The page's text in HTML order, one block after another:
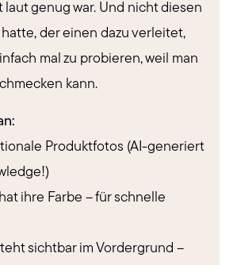
laut genug war. Und nicht diesen
der einen dazu verleitet,
mal zu probieren, weil man
kann.
Produktfotos (AI-generiert
ihre Farbe – für schnelle
sichtbar im Vordergrund –